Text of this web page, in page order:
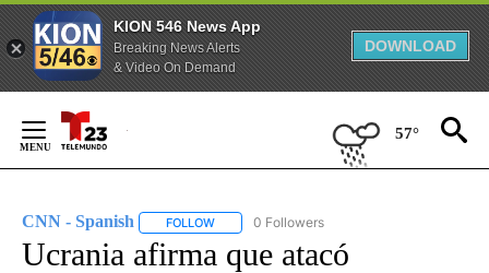
KION 546 News App
Breaking News Alerts
& Video On Demand
DOWNLOAD
Content
57°
CNN - Spanish FOLLOW FOLLOW "CNN - SPANISH" TO RECEIVE
0 Followers
Ucrania afirma que atacó